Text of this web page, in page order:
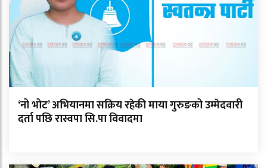
‘नो भोट’ अभियानमा सक्रिय रहेकी माया गुरुङको उम्मेदवारी
दर्ता पछि रास्वपा सि.पा विवादमा